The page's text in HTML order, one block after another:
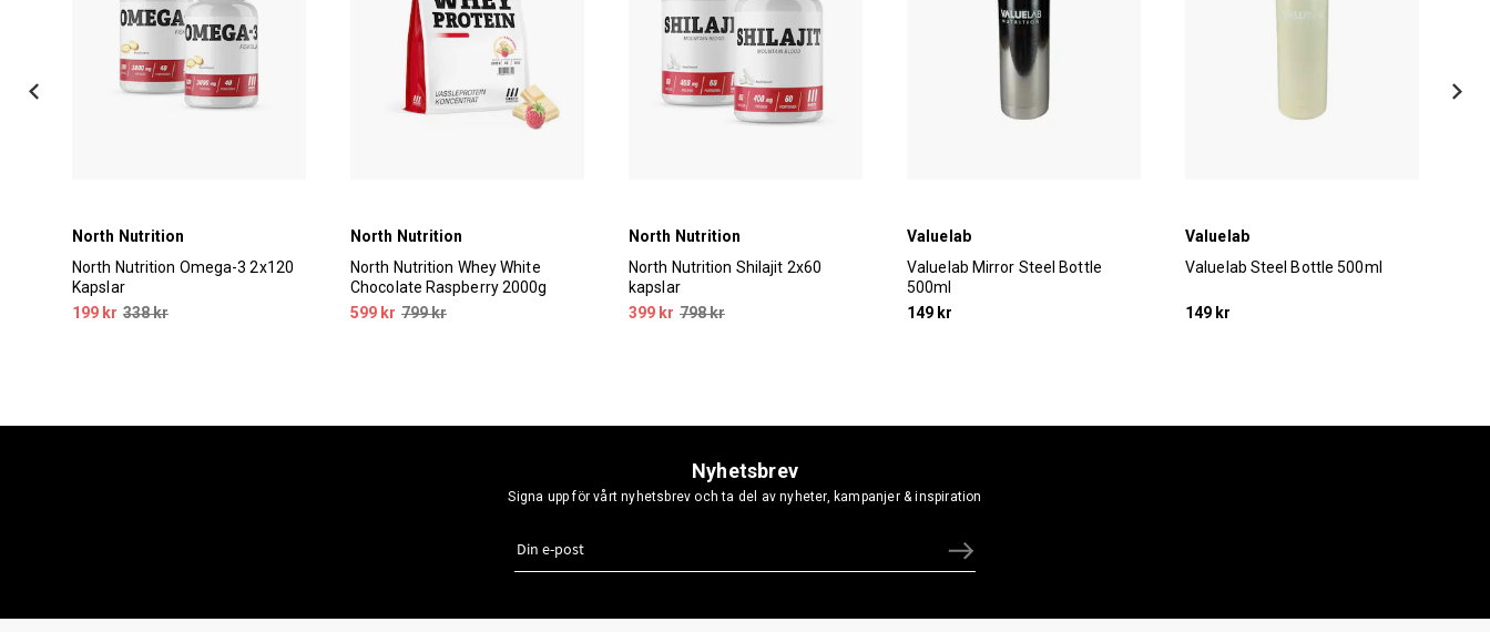
North Nutrition
North Nutrition Omega-3 2x120
Kapslar
199 kr 338 kr
North Nutrition
North Nutrition Whey White
Chocolate Raspberry 2000g
599 kr 799 kr
North Nutrition
North Nutrition Shilajit 2x60
kapslar
399 kr 798 kr
Valuelab
Valuelab Mirror Steel Bottle
500ml
149 kr
Valuelab
Valuelab Steel Bottle 500ml
149 kr
Nyhetsbrev
Signa upp för vårt nyhetsbrev och ta del av nyheter, kampanjer & inspiration